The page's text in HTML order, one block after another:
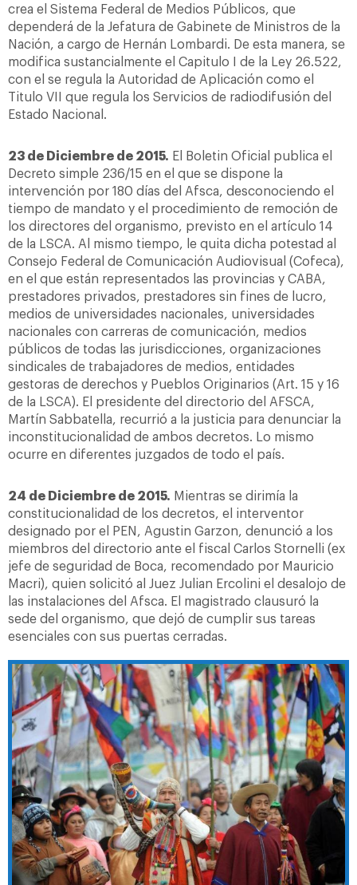
crea el Sistema Federal de Medios Públicos, que
dependerá de la Jefatura de Gabinete de Ministros de la
Nación, a cargo de Hernán Lombardi. De esta manera, se
modifica sustancialmente el Capitulo I de la Ley 26.522,
con el se regula la Autoridad de Aplicación como el
Titulo VII que regula los Servicios de radiodifusión del
Estado Nacional.
23 de Diciembre de 2015. El Boletin Oficial publica el
Decreto simple 236/15 en el que se dispone la
intervención por 180 días del Afsca, desconociendo el
tiempo de mandato y el procedimiento de remoción de
los directores del organismo, previsto en el artículo 14
de la LSCA. Al mismo tiempo, le quita dicha potestad al
Consejo Federal de Comunicación Audiovisual (Cofeca),
en el que están representados las provincias y CABA,
prestadores privados, prestadores sin fines de lucro,
medios de universidades nacionales, universidades
nacionales con carreras de comunicación, medios
públicos de todas las jurisdicciones, organizaciones
sindicales de trabajadores de medios, entidades
gestoras de derechos y Pueblos Originarios (Art. 15 y 16
de la LSCA). El presidente del directorio del AFSCA,
Martín Sabbatella, recurrió a la justicia para denunciar la
inconstitucionalidad de ambos decretos. Lo mismo
ocurre en diferentes juzgados de todo el país.
24 de Diciembre de 2015. Mientras se dirimía la
constitucionalidad de los decretos, el interventor
designado por el PEN, Agustin Garzon, denunció a los
miembros del directorio ante el fiscal Carlos Stornelli (ex
jefe de seguridad de Boca, recomendado por Mauricio
Macri), quien solicitó al Juez Julian Ercolini el desalojo de
las instalaciones del Afsca. El magistrado clausuró la
sede del organismo, que dejó de cumplir sus tareas
esenciales con sus puertas cerradas.